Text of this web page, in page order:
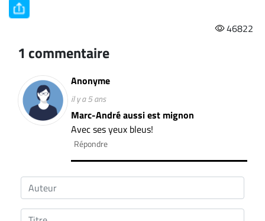
Métiers
CABINETS
ET
ENTREPRISES
Espace
entreprises
un
emploi
Publicité
46822
1 commentaire
Anonyme
il y a 5 ans
Marc-André aussi est mignon
Avec ses yeux bleus!
Répondre